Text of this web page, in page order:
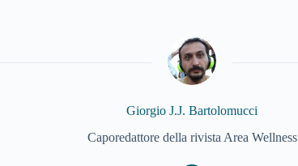
Giorgio J.J. Bartolomucci
Caporedattore della rivista Area Wellness